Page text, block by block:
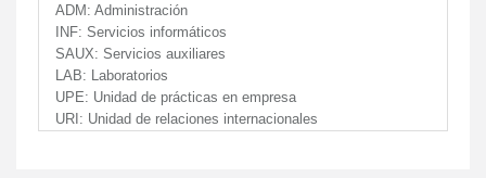
ADM: Administración
INF: Servicios informáticos
SAUX: Servicios auxiliares
LAB: Laboratorios
UPE: Unidad de prácticas en empresa
URI: Unidad de relaciones internacionales